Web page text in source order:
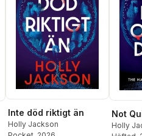
Inte död riktigt än
Holly Jackson
Not
Holly